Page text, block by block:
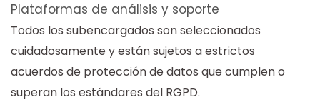
Plataformas de análisis y soporte
Todos los subencargados son seleccionados
cuidadosamente y están sujetos a estrictos
acuerdos de protección de datos que cumplen o
superan los estándares del RGPD.